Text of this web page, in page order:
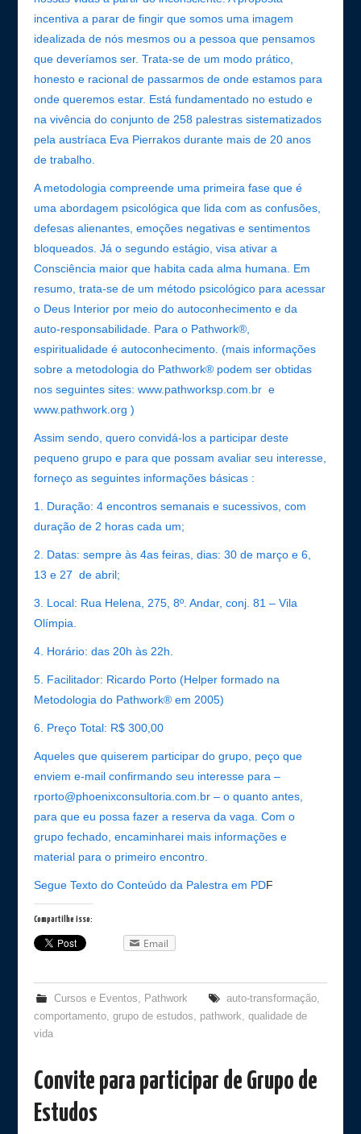
incentiva a parar de fingir que somos uma imagem
idealizada de nós mesmos ou a pessoa que pensamos
que deveríamos ser. Trata-se de um modo prático,
honesto e racional de passarmos de onde estamos para
onde queremos estar. Está fundamentado no estudo e
na vivência do conjunto de 258 palestras sistematizados
pela austríaca Eva Pierrakos durante mais de 20 anos
de trabalho.
A metodologia compreende uma primeira fase que é
uma abordagem psicológica que lida com as confusões,
defesas alienantes, emoções negativas e sentimentos
bloqueados. Já o segundo estágio, visa ativar a
Consciência maior que habita cada alma humana. Em
resumo, trata-se de um método psicológico para acessar
o Deus Interior por meio do autoconhecimento e da
auto-responsabilidade. Para o Pathwork®,
espiritualidade é autoconhecimento. (mais informações
sobre a metodologia do Pathwork® podem ser obtidas
nos seguintes sites: www.pathworksp.com.br e
www.pathwork.org )
Assim sendo, quero convidá-los a participar deste
pequeno grupo e para que possam avaliar seu interesse,
forneço as seguintes informações básicas :
1. Duração: 4 encontros semanais e sucessivos, com
duração de 2 horas cada um;
2. Datas: sempre às 4as feiras, dias: 30 de março e 6,
13 e 27 de abril;
3. Local: Rua Helena, 275, 8º. Andar, conj. 81 – Vila
Olímpia.
4. Horário: das 20h às 22h.
5. Facilitador: Ricardo Porto (Helper formado na
Metodologia do Pathwork® em 2005)
6. Preço Total: R$ 300,00
Aqueles que quiserem participar do grupo, peço que
enviem e-mail confirmando seu interesse para –
rporto@phoenixconsultoria.com.br – o quanto antes,
para que eu possa fazer a reserva da vaga. Com o
grupo fechado, encaminharei mais informações e
material para o primeiro encontro.
Segue Texto do Conteúdo da Palestra em PDF
Compartilhe isso:
Email
Cursos e Eventos, Pathwork auto-transformação,
comportamento,grupo de estudos, pathwork,qualidade de
vida
Convite para participar de Grupo de
Estudos